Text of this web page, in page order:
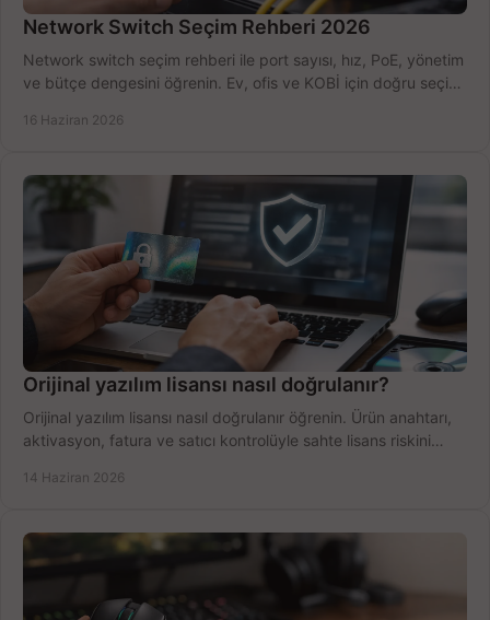
Network Switch Seçim Rehberi 2026
Network switch seçim rehberi ile port sayısı, hız, PoE, yönetim
ve bütçe dengesini öğrenin. Ev, ofis ve KOBİ için doğru seçimi
16 Haziran 2026
Orijinal yazılım lisansı nasıl doğrulanır?
Orijinal yazılım lisansı nasıl doğrulanır öğrenin. Ürün anahtarı,
aktivasyon, fatura ve satıcı kontrolüyle sahte lisans riskini
14 Haziran 2026